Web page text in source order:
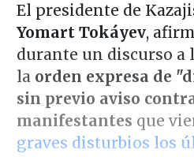
El presidente de
Yomart Tokáyev,
durante un discurso a
laorden expresa de
sin previo aviso
manifestantes que
graves disturbios los